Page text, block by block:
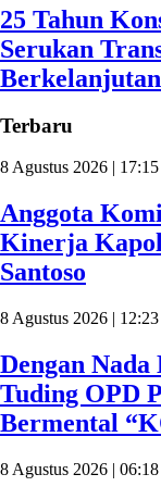
25 Tahun
Serukan
Terbaru
8 Agustus 2026 | 17:15
Anggota
Kinerja
Santoso
8 Agustus 2026 | 12:23
Dengan
Tuding OPD
Bermental
8 Agustus 2026 | 06:18